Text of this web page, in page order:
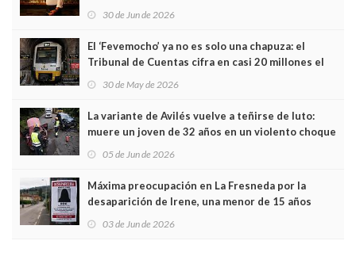
Asturias en Madrid
30 de Jun de 2026
El ‘Fevemocho’ ya no es solo una chapuza: el
Tribunal de Cuentas cifra en casi 20 millones el
sobrecoste de los trenes que no cabían por los
30 de May de 2026
La variante de Avilés vuelve a teñirse de luto:
muere un joven de 32 años en un violento choque
frontal
05 de Jun de 2026
Máxima preocupación en La Fresneda por la
desaparición de Irene, una menor de 15 años
03 de Jun de 2026